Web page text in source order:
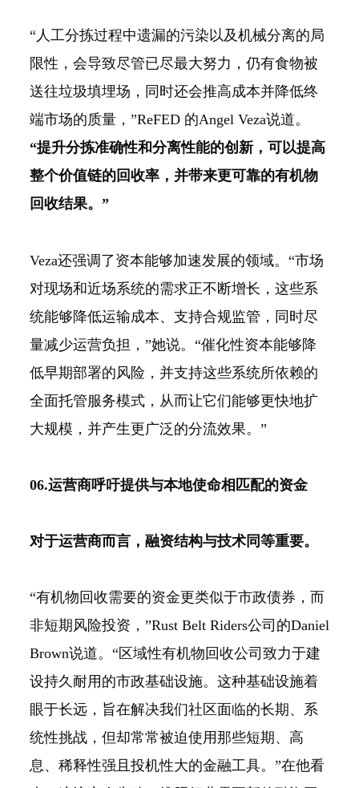
“人工分拣过程中遗漏的污染以及机械分离的局
限性，会导致尽管已尽最大努力，仍有食物被
送往垃圾填埋场，同时还会推高成本并降低终
端市场的质量，”ReFED 的Angel Veza说道。
“提升分拣准确性和分离性能的创新，可以提高
整个价值链的回收率，并带来更可靠的有机物
回收结果。”
Veza还强调了资本能够加速发展的领域。“市场
对现场和近场系统的需求正不断增长，这些系
统能够降低运输成本、支持合规监管，同时尽
量减少运营负担，”她说。“催化性资本能够降
低早期部署的风险，并支持这些系统所依赖的
全面托管服务模式，从而让它们能够更快地扩
大规模，并产生更广泛的分流效果。”
06.运营商呼吁提供与本地使命相匹配的资金
对于运营商而言，融资结构与技术同等重要。
“有机物回收需要的资金更类似于市政债券，而
非短期风险投资，”Rust Belt Riders公司的Daniel
Brown说道。“区域性有机物回收公司致力于建
设持久耐用的市政基础设施。这种基础设施着
眼于长远，旨在解决我们社区面临的长期、系
统性挑战，但却常常被迫使用那些短期、高
息、稀释性强且投机性大的金融工具。”在他看